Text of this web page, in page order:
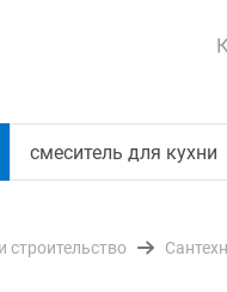
строительство